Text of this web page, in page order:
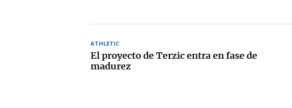
ATHLETIC
El proyecto de Terzic entra en fase de
madurez